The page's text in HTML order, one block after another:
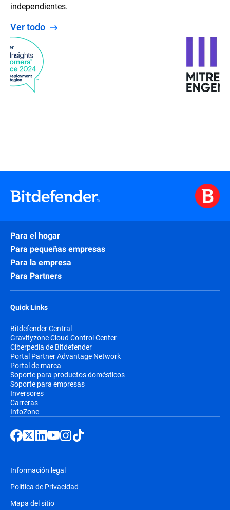
independientes.
Ver todo
Para el hogar
Para pequeñas empresas
Para la empresa
Para Partners
Quick Links
Bitdefender Central
Gravityzone Cloud Control Center
Ciberpedia de Bitdefender
Portal Partner Advantage Network
Portal de marca
Soporte para productos domésticos
Soporte para empresas
Inversores
Carreras
InfoZone
Información legal
Política de Privacidad
Mapa del sitio